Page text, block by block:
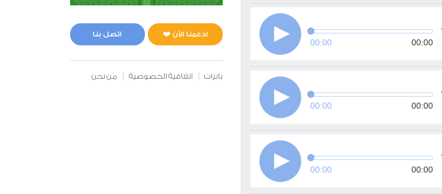
00:00 00:00
00:00 00:00
00:00 00:00
ادعمنا الآن ❤️ اتصل بنا
بانرات اتفاقية الخصوصية من نحن